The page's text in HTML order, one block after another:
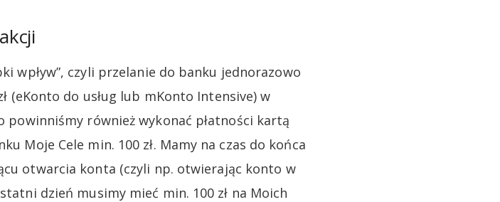
wpływ”, czyli przelanie do banku jednorazowo
(eKonto do usług lub mKonto Intensive) w
również wykonać płatności kartą
Moje Cele min. 100 zł. Mamy na czas do końca
otwarcia konta (czyli np. otwierając konto w
dzień musimy mieć min. 100 zł na Moich